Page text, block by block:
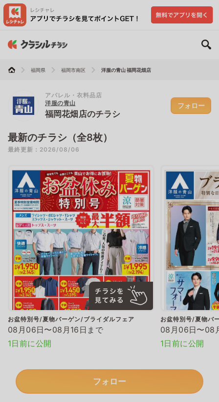
福岡県 福岡市南区 洋服の青山 福岡花畑店
アパレル・衣料品店
洋服の青山
福岡花畑店のチラシ
フォロー
最新のチラシ（全8枚）
最終更新：2026/08/06
お盆特別号/夏物バーゲン/ブライダルフェア
08月06日〜08月16日まで
1日前に公開
お盆特別号/夏物バ
08月06日〜08
1日前に公開
フォロー